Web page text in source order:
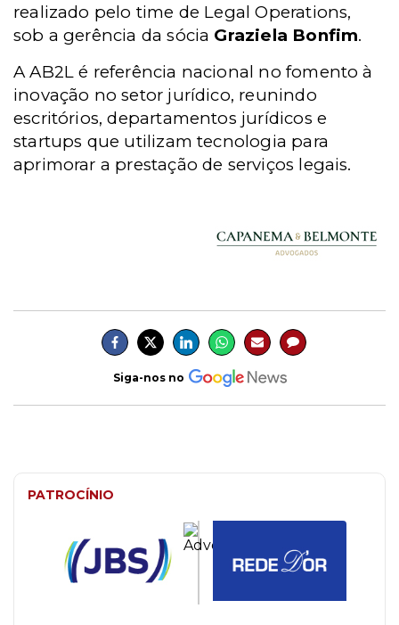
realizado pelo time de Legal Operations,
sob a gerência da sócia Graziela Bonfim.
A AB2L é referência nacional no fomento à
inovação no setor jurídico, reunindo
escritórios, departamentos jurídicos e
startups que utilizam tecnologia para
aprimorar a prestação de serviços legais.
Siga-nos no
PATROCÍNIO